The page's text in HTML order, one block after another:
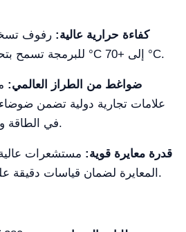
كفاءة حرارية عالية: رفوف
للبرمجة تسمح بتحكم دقيق من -50 °C إلى +70 °C.
ضواغط من الطراز العالمي:
علامات تجارية دولية تضمن
في الطاقة وعمر خدمة طويل.
قدرة معايرة قوية: مستشعرات عالية
المعايرة لضمان قياسات دقيقة على المدى الطويل.